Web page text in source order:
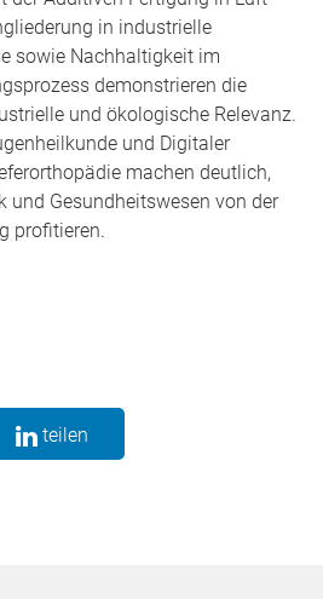
in industrielle
sowie Nachhaltigkeit im
demonstrieren die
und ökologische Relevanz.
und Digitaler
machen deutlich,
und Gesundheitswesen von der
profitieren.
teilen